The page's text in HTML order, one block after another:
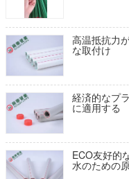
高温抵抗力
な取付け
経済的なプ
に適用する
ECO友好的
水のための